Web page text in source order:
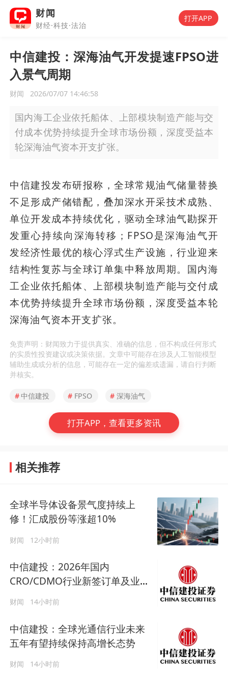
财闻
财经·科技·法治
打开APP
中信建投：深海油气开发提速FPSO进
入景气周期
财闻 2026/07/07 14:46:58
国内海工企业依托船体、上部模块制造产能与交
付成本优势持续提升全球市场份额，深度受益本
轮深海油气资本开支扩张。
中信建投发布研报称，全球常规油气储量替换
不足形成产储错配，叠加深水开采技术成熟、
单位开发成本持续优化，驱动全球油气勘探开
发重心持续向深海转移；FPSO是深海油气开
发经济性最优的核心浮式生产设施，行业迎来
结构性复苏与全球订单集中释放周期。国内海
工企业依托船体、上部模块制造产能与交付成
本优势持续提升全球市场份额，深度受益本轮
深海油气资本开支扩张。
免责声明：财闻致力于提供真实、准确的信息，但不构成任何形式
的实质性投资建议或决策依据。文章中可能存在涉及人工智能模型
辅助生成或分析的信息，可能存在一定的偏差或遗漏，请自行判断
并核实。
#中信建投 # FPSO # 深海油气
打开APP，查看更多资讯
相关推荐
全球半导体设备景气度持续上
修！汇成股份等涨超10%
财闻 12小时前
中信建投：2026年国内
CRO/CDMO行业新签订单及业绩
会加速增长
财闻 14小时前
中信建投：全球光通信行业未来
五年有望持续保持高增长态势
财闻 14小时前